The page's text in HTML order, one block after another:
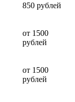
850 рублей
от 1500
рублей
от 1500
рублей